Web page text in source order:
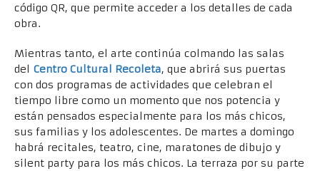
código QR, que permite acceder a los detalles de cada
obra.
Mientras tanto, el arte continúa colmando las salas
del Centro Cultural Recoleta, que abrirá sus puertas
con dos programas de actividades que celebran el
tiempo libre como un momento que nos potencia y
están pensados especialmente para los más chicos,
sus familias y los adolescentes. De martes a domingo
habrá recitales, teatro, cine, maratones de dibujo y
silent party para los más chicos. La terraza por su parte